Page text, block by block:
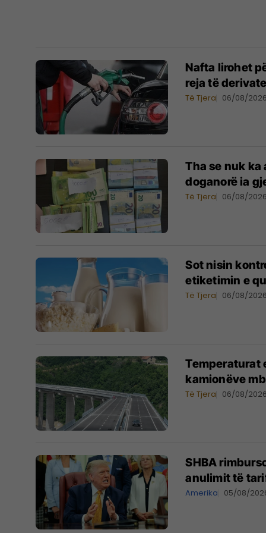
Nafta lirohet
reja të
Të Tjera 06/08/2026
Tha se nuk
doganorë ia
Të Tjera 06/08/2026
Sot nisin
etiketimin e
Të Tjera 06/08/2026
​Temperaturat
kamionëve
Të Tjera 06/08/2026
SHBA
anulimit të
Amerika 05/08/